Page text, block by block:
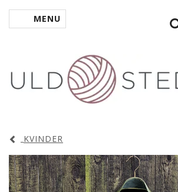
SKIFTE NAVIGATION
MENU
KVINDER